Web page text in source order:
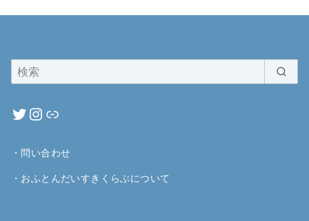
・ 問い合わせ
・ おふとんだいすきくらぶについて